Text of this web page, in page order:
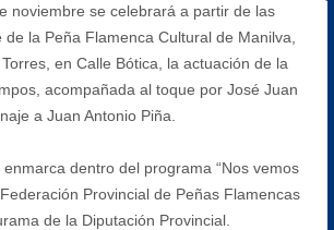
noviembre se celebrará a partir de las
la Peña Flamenca Cultural de Manilva,
en Calle Bótica, la actuación de la
acompañada al toque por José Juan
a Juan Antonio Piña.
dentro del programa “Nos vemos
Provincial de Peñas Flamencas
de la Diputación Provincial.